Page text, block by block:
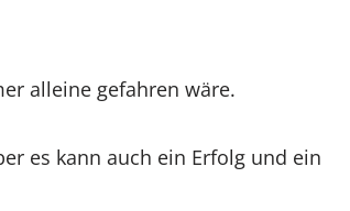
alleine gefahren wäre.
es kann auch ein Erfolg und ein